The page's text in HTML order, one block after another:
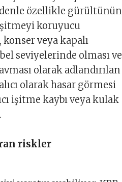
özellikle gürültünün
koruyucu
konser veya kapalı
seviyelerinde olması ve
olarak adlandırılan
olarak hasar görmesi
işitme kaybı veya kulak
riskler